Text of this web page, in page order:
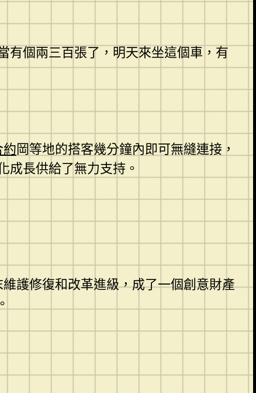
有個兩三百張了，明天來坐這個車，有
岡等地的搭客幾分鐘內即可無縫連接，
成長供給了無力支持。
護修復和改革進級，成了一個創意財產